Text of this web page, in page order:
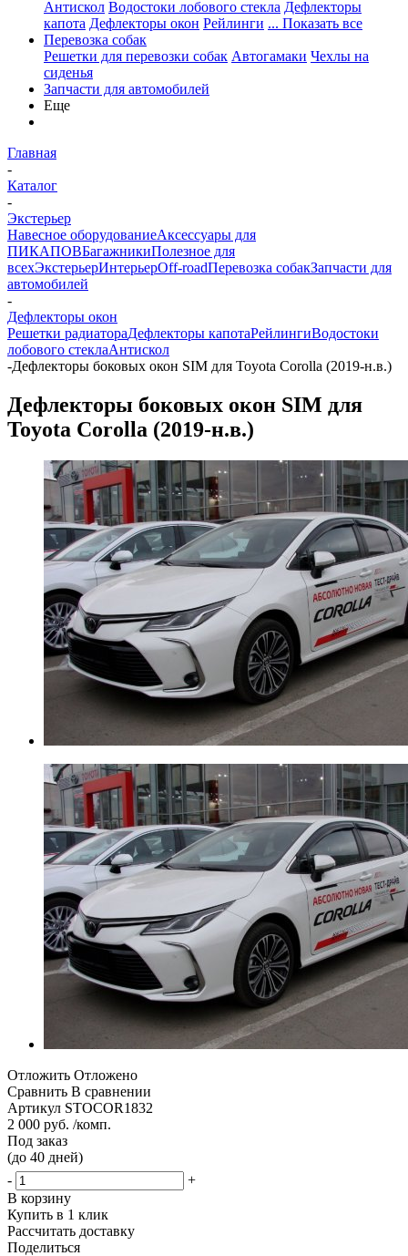
Антискол Водостоки лобового стекла Дефлекторы
капота Дефлекторы окон Рейлинги ... Показать все
Перевозка собак
Решетки для перевозки собак Автогамаки Чехлы на
сиденья
Запчасти для автомобилей
Еще
Главная
-
Каталог
-
Экстерьер
Навесное оборудованиеАксессуары для
ПИКАПОВБагажникиПолезное для
всехЭкстерьерИнтерьерOff-roadПеревозка собакЗапчасти для
автомобилей
-
Дефлекторы окон
Решетки радиатораДефлекторы капотаРейлингиВодостоки
лобового стеклаАнтискол
-Дефлекторы боковых окон SIM для Toyota Corolla (2019-н.в.)
Дефлекторы боковых окон SIM для
Toyota Corolla (2019-н.в.)
Отложить Отложено
Сравнить В сравнении
Артикул STOCOR1832
2 000 руб. /комп.
Под заказ
(до 40 дней)
-
+
В корзину
Купить в 1 клик
Рассчитать доставку
Поделиться